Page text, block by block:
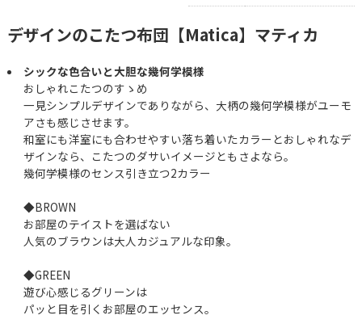
デザインのこたつ布団【Matica】マティカ
シックな色合いと大胆な幾何学模様
おしゃれこたつのすゝめ
一見シンプルデザインでありながら、大柄の幾何学模様がユーモ
アさも感じさせます。
和室にも洋室にも合わせやすい落ち着いたカラーとおしゃれなデ
ザインなら、こたつのダサいイメージともさよなら。
幾何学模様のセンス引き立つ2カラー
◆BROWN
お部屋のテイストを選ばない
人気のブラウンは大人カジュアルな印象。
◆GREEN
遊び心感じるグリーンは
パッと目を引くお部屋のエッセンス。